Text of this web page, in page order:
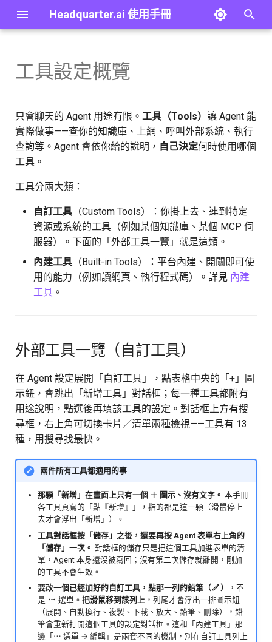
Headquarter.ai 使用手冊
字
搜
尋
概覽
快速開始 第一個工作流程
概念
外部工具一覽（自訂工具）
每個工具都有的共通欄位
下一步
建立 Workflow
編輯器介面導覽
開始與結束節點
變數與資料引用
JSONPath 語法
Template 語法
進階：Path Parameters
進階：外部記憶體語法
執行與查看結果
版本紀錄
大型語言模型
結構化大型語言模型
程式碼
HTTPS API
讀取網址
MySQL
Athena
檢索器
排序器
文字
資料轉換
傳遞資料
概覽
大型語言模型
嵌入模型
檢索器
排序器
分割器
連結器
搜尋引擎
MCP 伺服器
資料集
儲存庫
概覽
群組
使用者
應用程式 API 金鑰
用量
概覽
個人資料
安全
概覽
前置準備：建立知識庫
教學 01：建立 QA Agent
工具
教學 03：將 Agent 發佈為
MCP 伺服器
教學 04：建立 RAG Workflow
最佳實踐
疑難排解
詞彙表
工具設定概覽
只會聊天的 Agent 用途有限。 工具（Tools） 讓 Agent 能
實際做事——查你的知識庫、上網、呼叫外部系統、執行
查詢等。Agent 會依你給的說明， 自己決定何時使用哪個
工具。
工具分兩大類：
自訂工具（Custom Tools）：你掛上去、連到特定
資源或系統的工具（例如某個知識庫、某個 MCP 伺
服器）。下面的「外部工具一覽」就是這類。
內建工具（Built-in Tools）：平台內建、開關即可使
用的能力（例如讀網頁、執行程式碼）。詳見 內建
工具。
外部工具一覽（自訂工具）
在 Agent 設定展開「自訂工具」，點表格中央的「+」圖
示鈕，會跳出「新增工具」對話框；每一種工具都附有
用途說明，點選後再填該工具的設定。對話框上方有搜
尋框，右上角可切換卡片／清單兩種檢視——工具有 13
種，用搜尋找最快。
兩件所有工具都適用的事
那顆「新增」在畫面上只有一個 ＋ 圖示、沒有文字。 本手冊
各工具頁寫的「點『新增』」，指的都是這一顆（滑鼠停上
去才會浮出「新增」）。
工具對話框按「儲存」之後，還要再按 Agent 表單右上角的
「儲存」一次。 對話框的儲存只是把這個工具加進表單的清
單，Agent 本身還沒被寫回；沒有第二次儲存就離開，剛加
的工具不會生效。
要改一個已經加好的自訂工具，點那一列的鉛筆（
）
，不
是
選單。 把滑鼠移到該列上，列尾才會浮出一排圖示鈕
（展開、自動換行、複製、下載、放大、鉛筆、刪除），鉛
筆會重新打開這個工具的設定對話框。這和「內建工具」那
邊「⋯ 選單 → 編輯」是兩套不同的機制，別在自訂工具列上